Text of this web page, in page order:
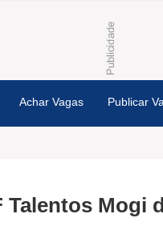
Achar Vagas Publicar
Talentos Mogi